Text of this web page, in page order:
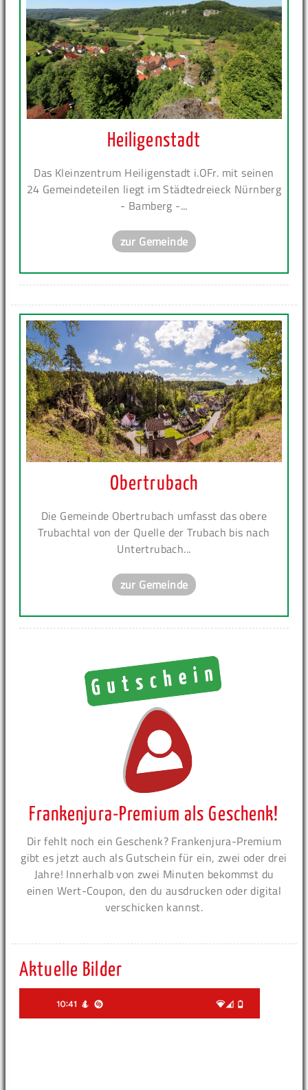
Heiligenstadt
Das Kleinzentrum Heiligenstadt i.OFr. mit seinen
24 Gemeindeteilen liegt im Städtedreieck Nürnberg
- Bamberg -...
zur Gemeinde
Obertrubach
Die Gemeinde Obertrubach umfasst das obere
Trubachtal von der Quelle der Trubach bis nach
Untertrubach...
zur Gemeinde
Frankenjura-Premium als Geschenk!
Dir fehlt noch ein Geschenk? Frankenjura-Premium
gibt es jetzt auch als Gutschein für ein, zwei oder drei
Jahre! Innerhalb von zwei Minuten bekommst du
einen Wert-Coupon, den du ausdrucken oder digital
verschicken kannst.
Aktuelle Bilder